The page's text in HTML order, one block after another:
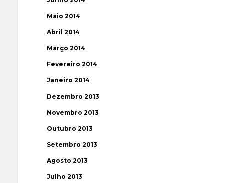
Maio 2014
Abril 2014
Março 2014
Fevereiro 2014
Janeiro 2014
Dezembro 2013
Novembro 2013
Outubro 2013
Setembro 2013
Agosto 2013
Julho 2013